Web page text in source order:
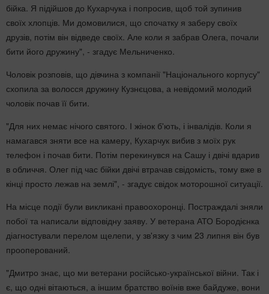
бійка. Я підійшов до Кухарчука і попросив, щоб той зупинив
своїх хлопців. Ми домовилися, що спочатку я заберу своїх
друзів, потім він відведе своїх. Але коли я забрав Олега, почали
бити його дружину", - згадує Мельниченко.
Чоловік розповів, що дівчина з компанії "Національного корпусу"
схопила за волосся дружину Кузнєцова, а невідомий молодий
чоловік почав її бити.
"Для них немає нічого святого. І жінок б'ють, і інвалідів. Коли я
намагався зняти все на камеру, Кухарчук вибив з моїх рук
телефон і почав бити. Потім перекинувся на Сашу і двічі вдарив
в обличчя. Олег під час бійки двічі втрачав свідомість, тому вже в
кінці просто лежав на землі", - згадує свідок моторошної ситуації.
На місце події були викликані правоохоронці. Постраждалі зняли
побої та написали відповідну заяву. У ветерана АТО Бородієнка
діагностували перелом щелепи, у зв'язку з чим 23 липня він був
прооперований.
"Дмитро знає, що ми ветерани російсько-української війни. Так і
є, що одні вітаються, а іншим братство воїнів вже байдуже, вони